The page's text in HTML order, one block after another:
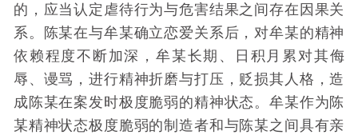
的，应当认定虐待行为与危害结果之间存在因果关
系。陈某在与牟某确立恋爱关系后，对牟某的精神
依赖程度不断加深，牟某长期、日积月累对其侮
辱、谩骂，进行精神折磨与打压，贬损其人格，造
成陈某在案发时极度脆弱的精神状态。牟某作为陈
某精神状态极度脆弱的制造者和与陈某之间具有亲